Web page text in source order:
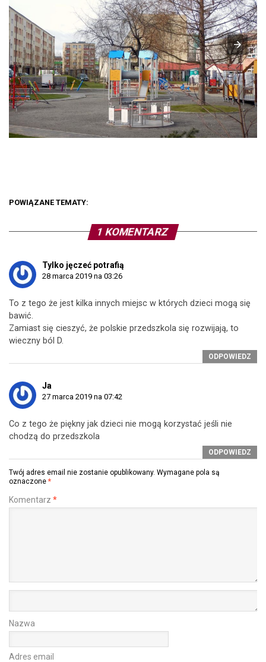
POWIĄZANE TEMATY:
1 KOMENTARZ
Tylko jęczeć potrafią
28 marca 2019 na 03:26
To z tego że jest kilka innych miejsc w których dzieci mogą się
bawić.
Zamiast się cieszyć, że polskie przedszkola się rozwijają, to
wieczny ból D.
ODPOWIEDZ
Ja
27 marca 2019 na 07:42
Co z tego że piękny jak dzieci nie mogą korzystać jeśli nie
chodzą do przedszkola
ODPOWIEDZ
Twój adres email nie zostanie opublikowany. Wymagane pola są
oznaczone *
Komentarz *
Nazwa
Adres email